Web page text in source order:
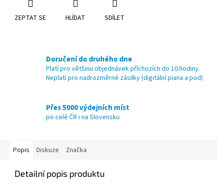
ZEPTAT SE HLÍDAT SDÍLET
Doručení do druhého dne
Platí pro většinu objednávek příchozích do 10.hodiny.
Neplatí pro nadrozměrné zásilky (digitální piana a pod)
Přes 5000 výdejních míst
po celé ČR i na Slovensku
Popis Diskuze Značka
Detailní popis produktu